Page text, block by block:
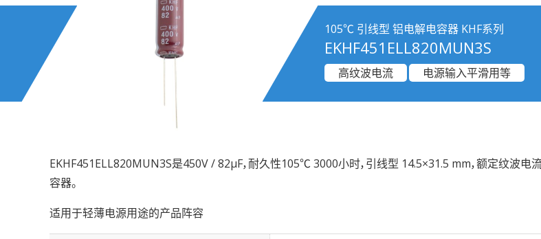
105℃ 引线型 铝电解电容器 KHF系列
EKHF451ELL820MUN3S
高纹波电流
电源输入平滑用等
EKHF451ELL820MUN3S是450V / 82µF，耐久性105℃ 3000小时，引线型 14.5×31.5 mm，额定纹波电
容器。
适用于轻薄电源用途的产品阵容